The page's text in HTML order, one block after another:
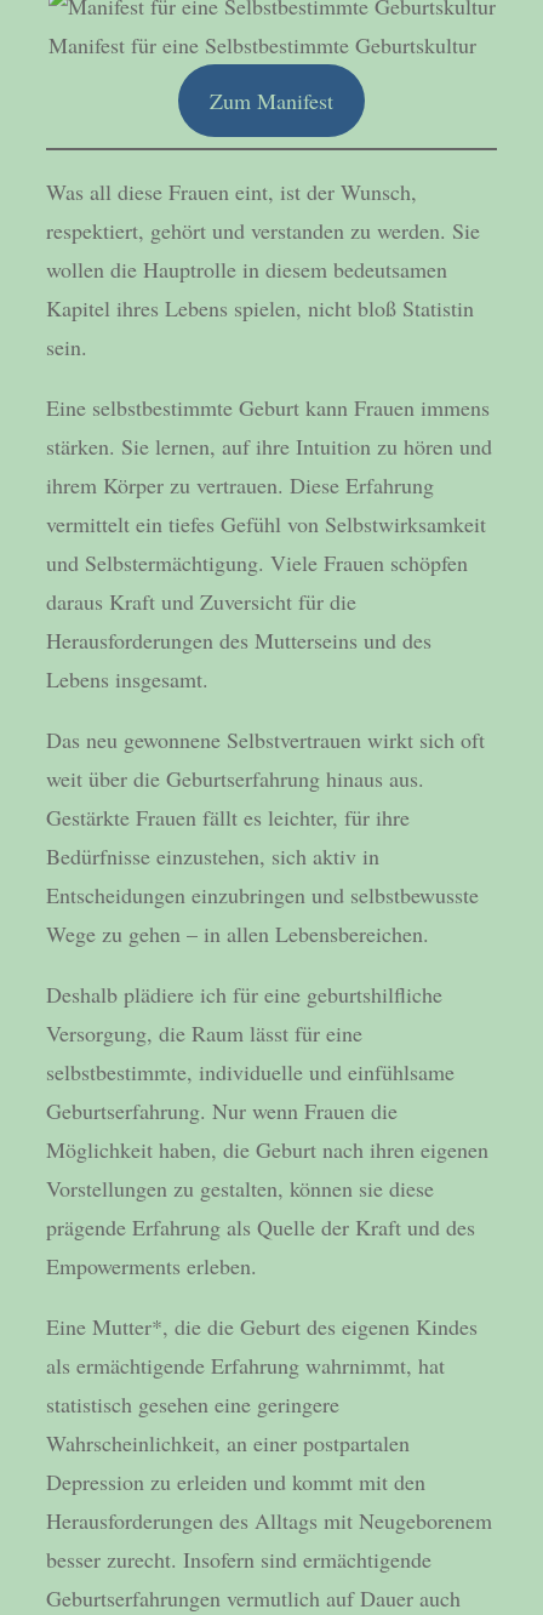
Manifest für eine Selbstbestimmte Geburtskultur
Zum Manifest
Was all diese Frauen eint, ist der Wunsch,
respektiert, gehört und verstanden zu werden. Sie
wollen die Hauptrolle in diesem bedeutsamen
Kapitel ihres Lebens spielen, nicht bloß Statistin
sein.
Eine selbstbestimmte Geburt kann Frauen immens
stärken. Sie lernen, auf ihre Intuition zu hören und
ihrem Körper zu vertrauen. Diese Erfahrung
vermittelt ein tiefes Gefühl von Selbstwirksamkeit
und Selbstermächtigung. Viele Frauen schöpfen
daraus Kraft und Zuversicht für die
Herausforderungen des Mutterseins und des
Lebens insgesamt.
Das neu gewonnene Selbstvertrauen wirkt sich oft
weit über die Geburtserfahrung hinaus aus.
Gestärkte Frauen fällt es leichter, für ihre
Bedürfnisse einzustehen, sich aktiv in
Entscheidungen einzubringen und selbstbewusste
Wege zu gehen – in allen Lebensbereichen.
Deshalb plädiere ich für eine geburtshilfliche
Versorgung, die Raum lässt für eine
selbstbestimmte, individuelle und einfühlsame
Geburtserfahrung. Nur wenn Frauen die
Möglichkeit haben, die Geburt nach ihren eigenen
Vorstellungen zu gestalten, können sie diese
prägende Erfahrung als Quelle der Kraft und des
Empowerments erleben.
Eine Mutter*, die die Geburt des eigenen Kindes
als ermächtigende Erfahrung wahrnimmt, hat
statistisch gesehen eine geringere
Wahrscheinlichkeit, an einer postpartalen
Depression zu erleiden und kommt mit den
Herausforderungen des Alltags mit Neugeborenem
besser zurecht. Insofern sind ermächtigende
Geburtserfahrungen vermutlich auf Dauer auch